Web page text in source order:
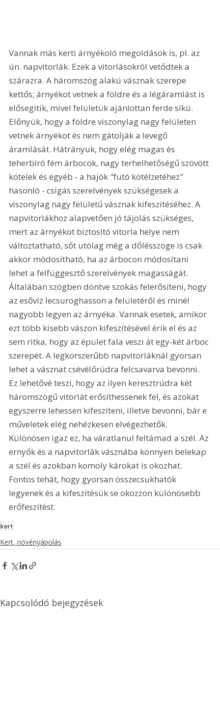
Vannak más kerti árnyékoló megoldások is, pl. az
ún. napvitorlák. Ezek a vitorlásokról vetődtek a
szárazra. A háromszög alakú vásznak szerepe
kettős; árnyékot vetnek a földre és a légáramlást is
elősegítik, mivel felületük ajánlottan ferde síkú.
Előnyük, hogy a földre viszonylag nagy felületen
vetnek árnyékot és nem gátolják a levegő
áramlását. Hátrányuk, hogy elég magas és
teherbíró fém árbocok, nagy terhelhetőségű szövött
kötelek és egyéb - a hajók "futó kötélzetéhez"
hasonló - csigás szerelvények szükségesek a
viszonylag nagy felületű vásznak kifeszítéséhez. A
napvitorlákhoz alapvetően jó tájolás szükséges,
mert az árnyékot biztosító vitorla helye nem
változtatható, sőt utólag még a dőlésszöge is csak
akkor módosítható, ha az árbocon módosítani
lehet a felfüggesztő szerelvények magasságát.
Általában szögben döntve szokás felerősíteni, hogy
az esővíz lecsuroghasson a felületéről és minél
nagyobb legyen az árnyéka. Vannak esetek, amikor
ezt több kisebb vászon kifeszítésével érik el és az
sem ritka, hogy az épület fala veszi át egy-két árboc
szerepét. A legkorszerűbb napvitorláknál gyorsan
lehet a vásznat csévélőrúdra felcsavarva bevonni.
Ez lehetővé teszi, hogy az ilyen keresztrúdra két
háromszögű vitorlát erősíthessenek fel, és azokat
egyszerre lehessen kifeszíteni, illetve bevonni, bár e
műveletek elég nehézkesen elvégezhetők.
Különösen igaz ez, ha váratlanul feltámad a szél. Az
ernyők és a napvitorlák vásznába könnyen belekap
a szél és azokban komoly károkat is okozhat.
Fontos tehát, hogy gyorsan összecsukhatók
legyenek és a kifeszítésük se okozzon különösebb
erőfeszítést.
kert
Kert, növényápolás
Kapcsolódó bejegyzések